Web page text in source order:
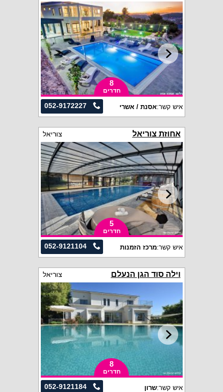
8
חדרים
052-9172227 איש קשר:אסנת / אשרי
אחוזת צוריאל צוריאל
5
חדרים
052-9121104 איש קשר:מרכז הזמנות
וילה סוד הגן הנעלם צוריאל
8
חדרים
052-9121184 איש קשר:שרון